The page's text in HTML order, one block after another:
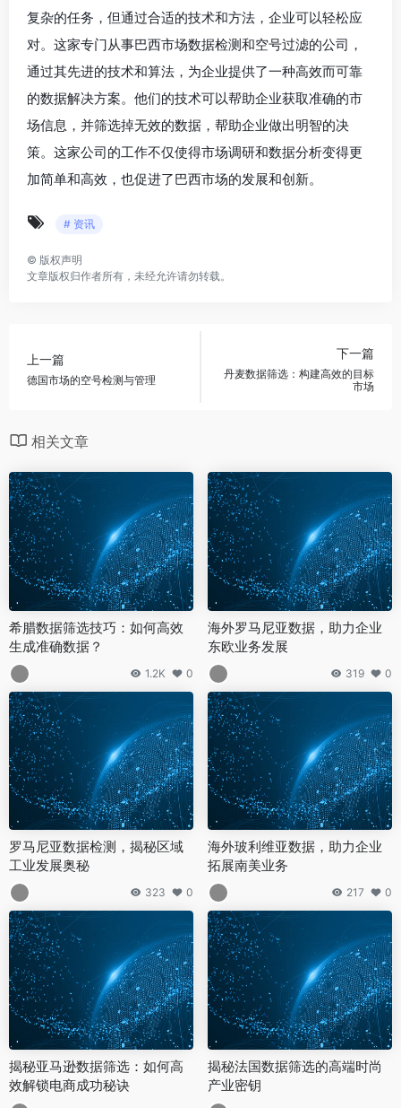
复杂的任务，但通过合适的技术和方法，企业可以轻松应
对。这家专门从事巴西市场数据检测和空号过滤的公司，
通过其先进的技术和算法，为企业提供了一种高效而可靠
的数据解决方案。他们的技术可以帮助企业获取准确的市
场信息，并筛选掉无效的数据，帮助企业做出明智的决
策。这家公司的工作不仅使得市场调研和数据分析变得更
加简单和高效，也促进了巴西市场的发展和创新。
# 资讯
© 版权声明
文章版权归作者所有，未经允许请勿转载。
上一篇
德国市场的空号检测与管理
下一篇
丹麦数据筛选：构建高效的目标
市场
相关文章
希腊数据筛选技巧：如何高效
生成准确数据？
1.2K 0
海外罗马尼亚数据，助力企业
东欧业务发展
319 0
罗马尼亚数据检测，揭秘区域
工业发展奥秘
323 0
海外玻利维亚数据，助力企业
拓展南美业务
217 0
揭秘亚马逊数据筛选：如何高
效解锁电商成功秘诀
揭秘法国数据筛选的高端时尚
产业密钥